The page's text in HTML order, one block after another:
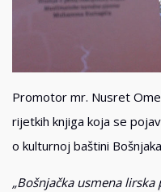
Promotor mr. Nusret
rijetkih knjiga koja se
o kulturnoj baštini
„Bošnjačka usmena